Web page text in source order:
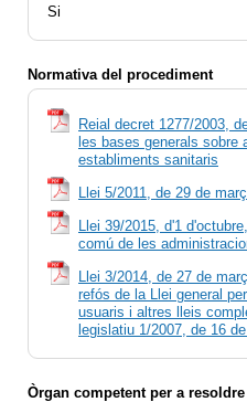
Si
Normativa del procediment
Reial decret 1277/2003,
les bases generals
establiments sanitaris
Llei 5/2011, de 29 de
Llei 39/2015, d'1
comú de les
Llei 3/2014, de 27 de
refós de la Llei general
usuaris i altres lleis
legislatiu 1/2007, de 16
Òrgan competent per a resoldre